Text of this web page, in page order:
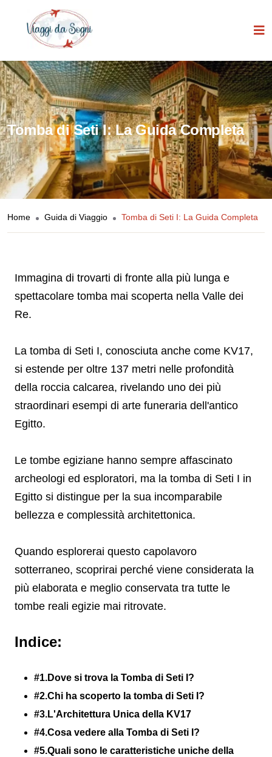
Tomba di Seti I: La Guida Completa
Home Guida di Viaggio Tomba di Seti I: La Guida Completa
Immagina di trovarti di fronte alla più lunga e
spettacolare tomba mai scoperta nella Valle dei
Re.
La tomba di Seti I, conosciuta anche come KV17,
si estende per oltre 137 metri nelle profondità
della roccia calcarea, rivelando uno dei più
straordinari esempi di arte funeraria dell'antico
Egitto.
Le tombe egiziane hanno sempre affascinato
archeologi ed esploratori, ma la tomba di Seti I in
Egitto si distingue per la sua incomparabile
bellezza e complessità architettonica.
Quando esplorerai questo capolavoro
sotterraneo, scoprirai perché viene considerata la
più elaborata e meglio conservata tra tutte le
tombe reali egizie mai ritrovate.
Indice:
#1.Dove si trova la Tomba di Seti I?
#2.Chi ha scoperto la tomba di Seti I?
#3.L'Architettura Unica della KV17
#4.Cosa vedere alla Tomba di Seti I?
#5.Quali sono le caratteristiche uniche della